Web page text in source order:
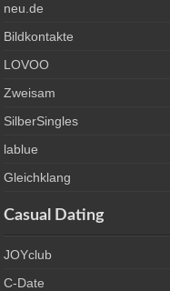
neu.de
Bildkontakte
LOVOO
Zweisam
SilberSingles
lablue
Gleichklang
Casual Dating
JOYclub
C-Date